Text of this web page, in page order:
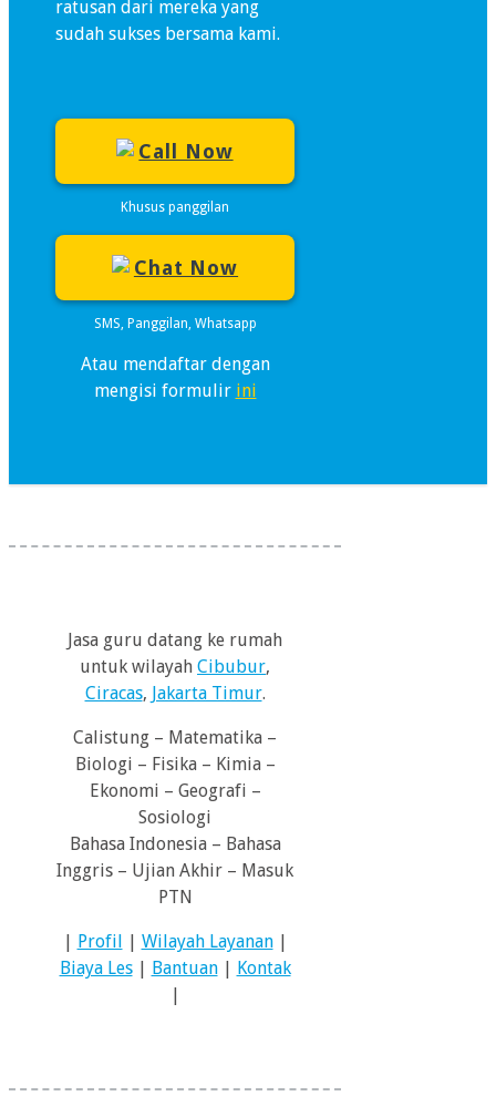
ratusan dari mereka yang
sudah sukses bersama kami.
Call Now
Khusus panggilan
Chat Now
SMS, Panggilan, Whatsapp
Atau mendaftar dengan
mengisi formulir ini
Jasa guru datang ke rumah
untuk wilayah Cibubur,
Ciracas, Jakarta Timur.
Calistung – Matematika –
Biologi – Fisika – Kimia –
Ekonomi – Geografi –
Sosiologi
Bahasa Indonesia – Bahasa
Inggris – Ujian Akhir – Masuk
PTN
Profil Wilayah Layanan|
Biaya Les| Bantuan|
Kontak